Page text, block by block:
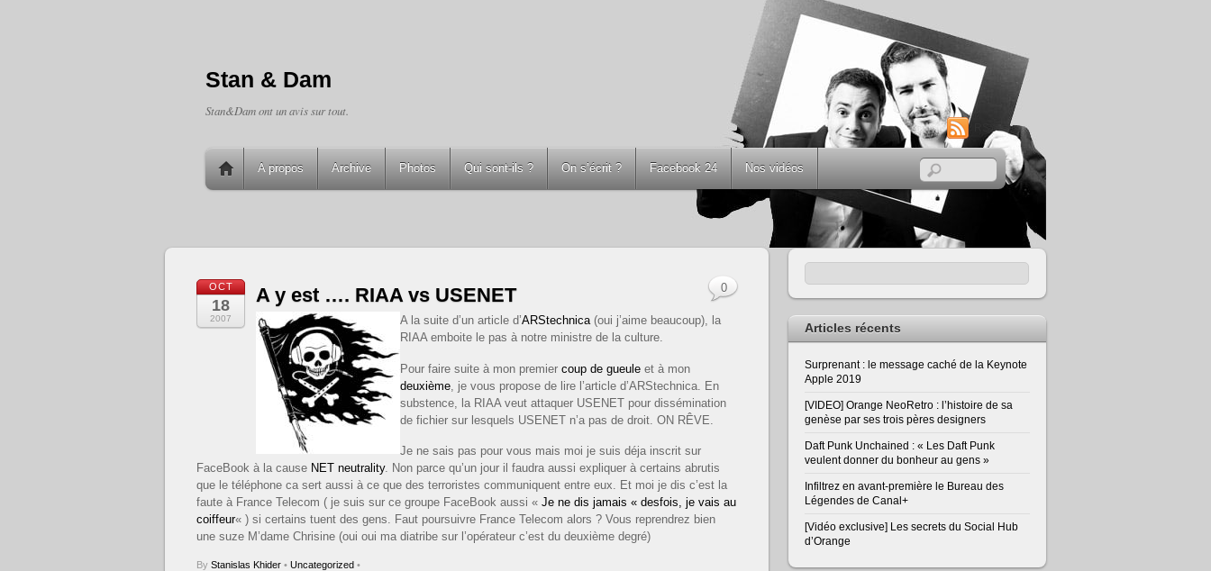
Stan & Dam
Stan&Dam ont un avis sur tout.
RSS
A propos Archive Photos Qui sont-ils ? On s’écrit ? Facebook 24 Nos vidéos
OCT
18
2007
A y est …. RIAA vs USENET
A la suite d’un article d’ARStechnica (oui j’aime beaucoup), la
RIAA emboite le pas à notre ministre de la culture.
Pour faire suite à mon premier coup de gueule et à mon
deuxième , je vous propose de lire l’article d’ARStechnica. En
substence, la RIAA veut attaquer USENET pour dissémination
de fichier sur lesquels USENET n’a pas de droit. ON RÊVE.
Je ne sais pas pour vous mais moi je suis déja inscrit sur
FaceBook à la cause NET neutrality. Non parce qu’un jour il faudra aussi expliquer à certains abrutis
que le téléphone ca sert aussi à ce que des terroristes communiquent entre eux. Et moi je dis c’est la
faute à France Telecom ( je suis sur ce groupe FaceBook aussi « Je ne dis jamais « desfois, je vais au
coiffeur« ) si certains tuent des gens. Faut poursuivre France Telecom alors ? Vous reprendrez bien
une suze M’dame Chrisine (oui oui ma diatribe sur l’opérateur c’est du deuxième degré)
By Stanislas Khider • Uncategorized •
0
Articles récents
Surprenant : le message caché de la Keynote
Apple 2019
[VIDEO] Orange NeoRetro : l’histoire de sa
genèse par ses trois pères designers
Daft Punk Unchained : « Les Daft Punk
veulent donner du bonheur au gens »
Infiltrez en avant-première le Bureau des
Légendes de Canal+
[Vidéo exclusive] Les secrets du Social Hub
d’Orange